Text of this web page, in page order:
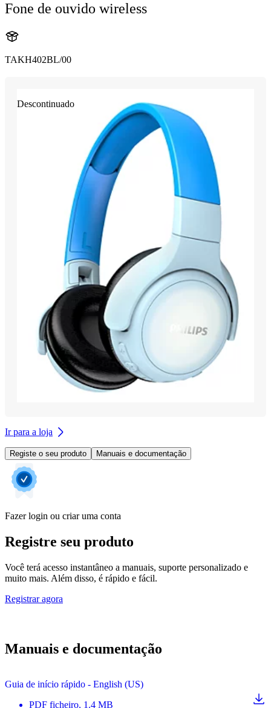
Fone de ouvido wireless
TAKH402BL/00
Descontinuado
Ir para a loja
Registe o seu produto Manuais e documentação
Fazer login ou criar uma conta
Registre seu produto
Você terá acesso instantâneo a manuais, suporte personalizado e
muito mais. Além disso, é rápido e fácil.
Registrar agora
Manuais e documentação
Guia de início rápido - English (US)
PDF ficheiro, 1.4 MB